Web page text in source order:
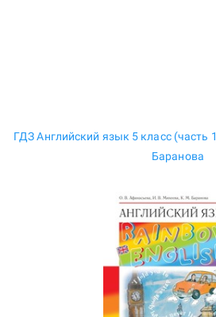
ГДЗ Английский язык 5 класс (часть
Баранова